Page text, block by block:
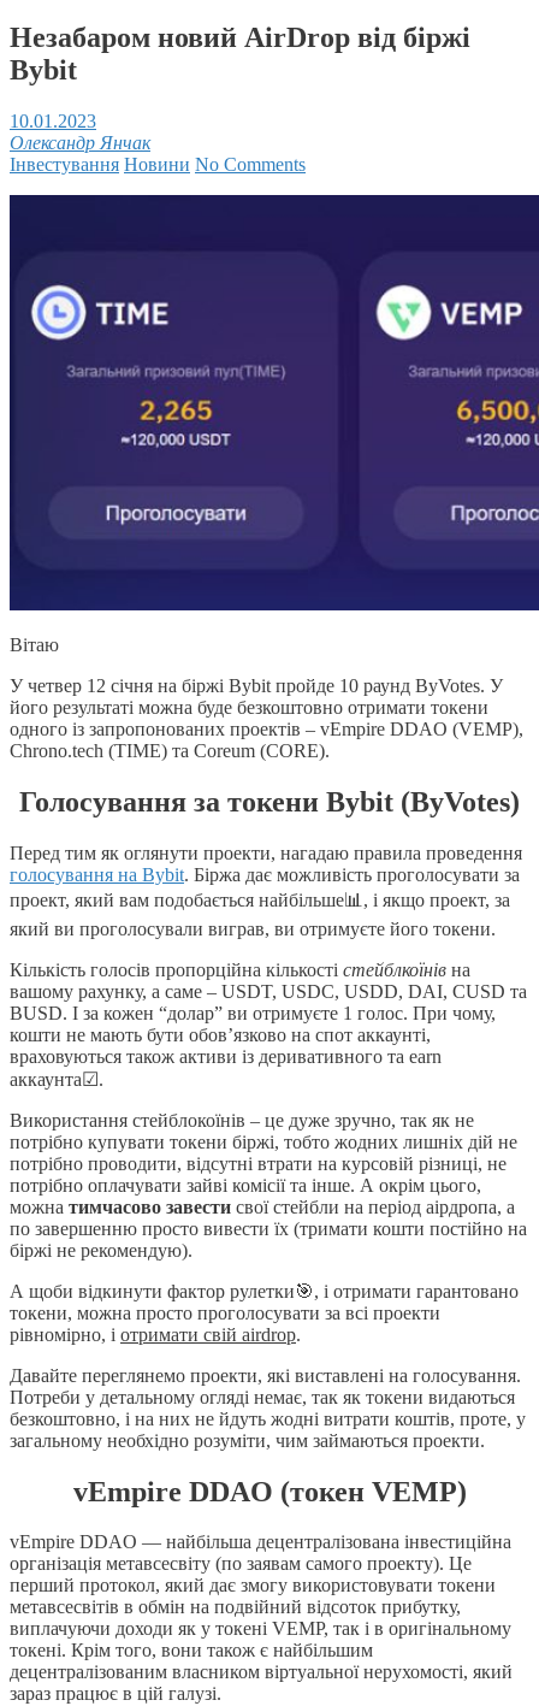
Незабаром новий AirDrop від біржі
Bybit
10.01.2023
Олександр Янчак
Інвестування Новини No Comments
Вітаю
У четвер 12 січня на біржі Bybit пройде 10 раунд ByVotes. У
його результаті можна буде безкоштовно отримати токени
одного із запропонованих проектів – vEmpire DDAO (VEMP),
Chrono.tech (TIME) та Coreum (CORE).
Голосування за токени Bybit (ByVotes)
Перед тим як оглянути проекти, нагадаю правила проведення
голосування на Bybit. Біржа дає можливість проголосувати за
проект, який вам подобається найбільше📊, і якщо проект, за
який ви проголосували виграв, ви отримуєте його токени.
Кількість голосів пропорційна кількості стейблкоїнів на
вашому рахунку, а саме – USDT, USDC, USDD, DAI, CUSD та
BUSD. І за кожен “долар” ви отримуєте 1 голос. При чому,
кошти не мають бути обов’язково на спот аккаунті,
враховуються також активи із деривативного та earn
аккаунта☑.
Використання стейблокоїнів – це дуже зручно, так як не
потрібно купувати токени біржі, тобто жодних лишніх дій не
потрібно проводити, відсутні втрати на курсовій різниці, не
потрібно оплачувати зайві комісії та інше. А окрім цього,
можна тимчасово завести свої стейбли на період аірдропа, а
по завершенню просто вивести їх (тримати кошти постійно на
біржі не рекомендую).
А щоби відкинути фактор рулетки🎯, і отримати гарантовано
токени, можна просто проголосувати за всі проекти
рівномірно, і отримати свій airdrop.
Давайте переглянемо проекти, які виставлені на голосування.
Потреби у детальному огляді немає, так як токени видаються
безкоштовно, і на них не йдуть жодні витрати коштів, проте, у
загальному необхідно розуміти, чим займаються проекти.
vEmpire DDAO (токен VEMP)
vEmpire DDAO — найбільша децентралізована інвестиційна
організація метавсесвіту (по заявам самого проекту). Це
перший протокол, який дає змогу використовувати токени
метавсесвітів в обмін на подвійний відсоток прибутку,
виплачуючи доходи як у токені VEMP, так і в оригінальному
токені. Крім того, вони також є найбільшим
децентралізованим власником віртуальної нерухомості, який
зараз працює в цій галузі.